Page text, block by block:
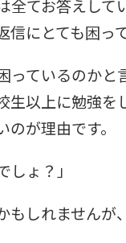
全てお答えし
信にとても困っ
っているのか
生以上に勉強
のが理由です。
しょ？」
もしれませんが、